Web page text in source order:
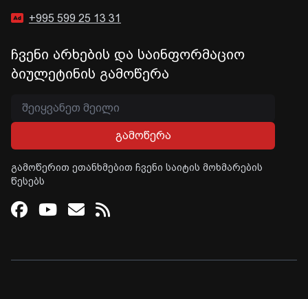
+995 599 25 13 31
ჩვენი არხების და საინფორმაციო
ბიულეტინის გამოწერა
გამოწერა
გამოწერით ეთანხმებით ჩვენი საიტის მოხმარების
წესებს
Facebook
Youtube
Email
RSS